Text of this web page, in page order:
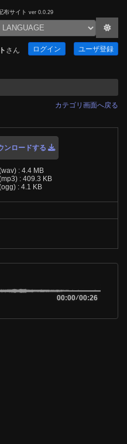
布サイト ver 0.0.29
さん ログイン ユーザ登録
カテゴリ画面へ戻る
ンロードする
: 4.4 MB
: 409.3 KB
: 4.1 KB
00:00/00:26